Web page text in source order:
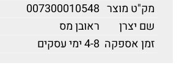
מק"ט מוצר 007300010548
שם יצרן
ראובן מס
זמן אספקה 4-8 ימי עסקים